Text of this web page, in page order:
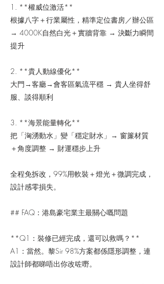
1. **權威位激活**
根據八字＋行業屬性，精準定位書房／辦公區
→ 4000K自然白光＋實牆背靠 → 決斷力瞬間
提升
2. **貴人動線優化**
大門→客廳→會客區氣流平穩 → 貴人坐得舒
服、談得順利
3. **海景能量轉化**
把「洶湧動水」變「穩定財水」→ 窗簾材質
＋角度調整 → 財運穩步上升
全程免拆改，99%用軟裝＋燈光＋微調完成，
設計感零損失。
## FAQ：港島豪宅業主最關心嘅問題
**Q1：裝修已經完成，還可以救嗎？**
A1：當然。黎Sir 98%方案都係隱形調整，連
設計師都睇唔出你改咗嘢。